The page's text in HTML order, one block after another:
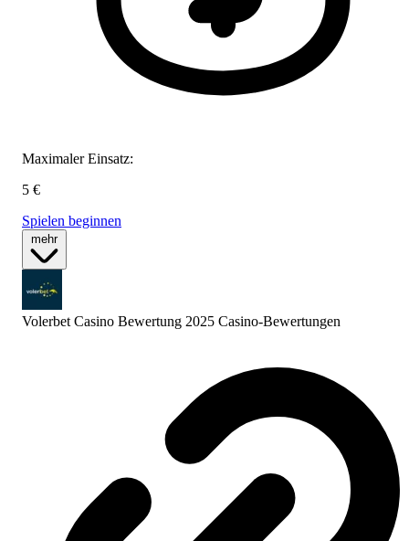
Maximaler Einsatz:
5 €
Spielen beginnen
mehr
Volerbet Casino Bewertung 2025 Casino-Bewertungen